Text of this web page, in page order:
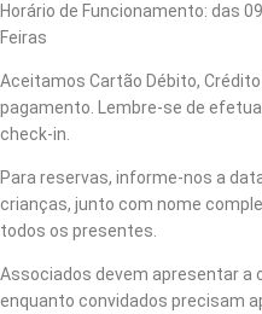
Horário de Funcionamento: das
Feiras
Aceitamos Cartão Débito,
pagamento. Lembre-se de
check-in.
Para reservas, informe-nos a
crianças, junto com nome
todos os presentes.
Associados devem apresentar a
enquanto convidados precisam